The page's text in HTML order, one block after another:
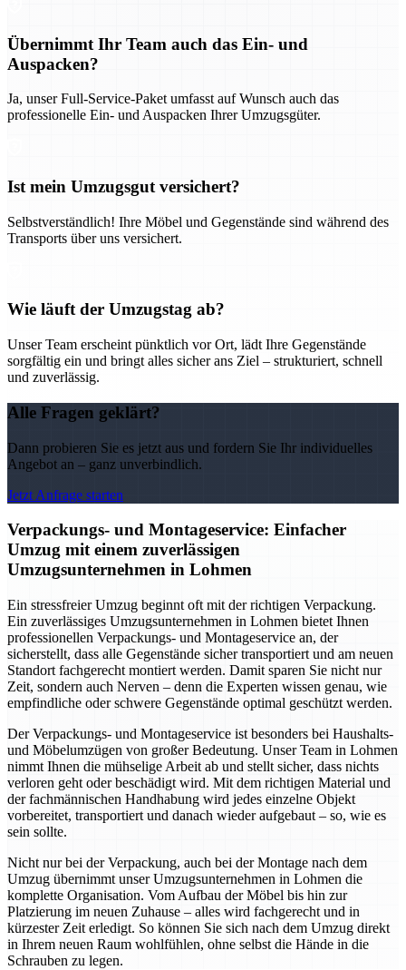
Übernimmt Ihr Team auch das Ein- und
Auspacken?
Ja, unser Full-Service-Paket umfasst auf Wunsch auch das
professionelle Ein- und Auspacken Ihrer Umzugsgüter.
Ist mein Umzugsgut versichert?
Selbstverständlich! Ihre Möbel und Gegenstände sind während des
Transports über uns versichert.
Wie läuft der Umzugstag ab?
Unser Team erscheint pünktlich vor Ort, lädt Ihre Gegenstände
sorgfältig ein und bringt alles sicher ans Ziel – strukturiert, schnell
und zuverlässig.
Alle Fragen geklärt?
Dann probieren Sie es jetzt aus und fordern Sie Ihr individuelles
Angebot an – ganz unverbindlich.
Jetzt Anfrage starten
Verpackungs- und Montageservice: Einfacher
Umzug mit einem zuverlässigen
Umzugsunternehmen in Lohmen
Ein stressfreier Umzug beginnt oft mit der richtigen Verpackung.
Ein zuverlässiges Umzugsunternehmen in Lohmen bietet Ihnen
professionellen Verpackungs- und Montageservice an, der
sicherstellt, dass alle Gegenstände sicher transportiert und am neuen
Standort fachgerecht montiert werden. Damit sparen Sie nicht nur
Zeit, sondern auch Nerven – denn die Experten wissen genau, wie
empfindliche oder schwere Gegenstände optimal geschützt werden.
Der Verpackungs- und Montageservice ist besonders bei Haushalts-
und Möbelumzügen von großer Bedeutung. Unser Team in Lohmen
nimmt Ihnen die mühselige Arbeit ab und stellt sicher, dass nichts
verloren geht oder beschädigt wird. Mit dem richtigen Material und
der fachmännischen Handhabung wird jedes einzelne Objekt
vorbereitet, transportiert und danach wieder aufgebaut – so, wie es
sein sollte.
Nicht nur bei der Verpackung, auch bei der Montage nach dem
Umzug übernimmt unser Umzugsunternehmen in Lohmen die
komplette Organisation. Vom Aufbau der Möbel bis hin zur
Platzierung im neuen Zuhause – alles wird fachgerecht und in
kürzester Zeit erledigt. So können Sie sich nach dem Umzug direkt
in Ihrem neuen Raum wohlfühlen, ohne selbst die Hände in die
Schrauben zu legen.